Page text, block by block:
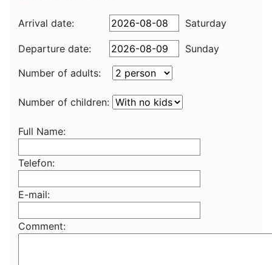
Arrival date: Saturday
Departure date:
Sunday
Number of adults:
Number of children:
Full Name:
Telefon:
E-mail:
Comment: